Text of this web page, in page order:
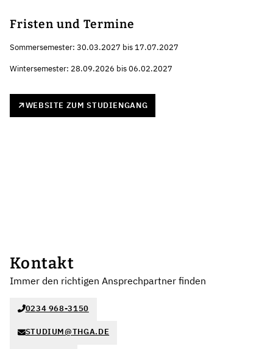
Fristen und Termine
Sommersemester: 30.03.2027 bis 17.07.2027
Wintersemester: 28.09.2026 bis 06.02.2027
WEBSITE ZUM STUDIENGANG
Kontakt
Immer den richtigen Ansprechpartner finden
0234 968-3150
STUDIUM@THGA.DE